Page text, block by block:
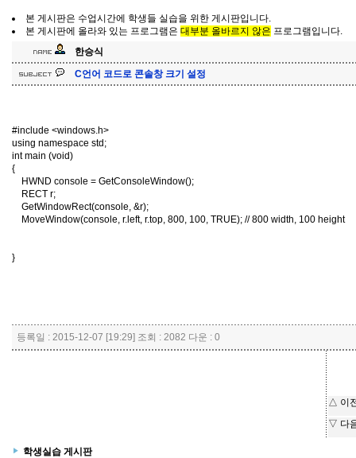
본 게시판은 수업시간에 학생들 실습을 위한 게시판입니다.
본 게시판에 올라와 있는 프로그램은 대부분 올바르지 않은 프로그램입니다.
한승식
C언어 코드로 콘솔창 크기 설정
#include <windows.h>
using namespace std ;
intmain (void)
{
HWND console = GetConsoleWindow();
RECT r;
GetWindowRect(console, &r);
MoveWindow(console, r. left, r.top, 800, 100, TRUE); // 800 width, 100 height
}
등록일 : 2015-12-07 [19:29] 조회 : 2082 다운 : 0
△ 이
▽ 다
학생실습 게시판